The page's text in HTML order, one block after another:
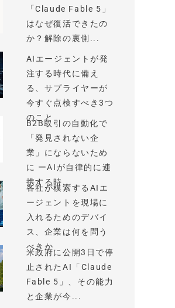
「Claude Fable 5」
はなぜ復活できたの
か？解除の裏側...
AIエージェントが発
注する時代に備え
る、サプライヤーが
今すぐ点検すべき3つ
のこと
B2B取引の自動化で
「発見されない企
業」にならないため
に ーAIが自律的に連
携する時...
各社が模索するAIエ
ージェントを現場に
入れるためのデバイ
ス、企業は何を問う
べきか
米政府に公開3日で停
止されたAI「Claude
Fable 5」、その能力
と企業が今...